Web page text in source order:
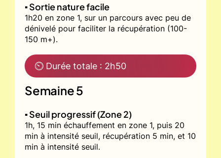
▪️ Sortie nature facile
1h20 en zone 1, sur un parcours avec peu de
dénivelé pour faciliter la récupération (100-
150 m+).
⏲ Durée totale : 2h50
Semaine 5
▪️ Seuil progressif (Zone 2)
1h, 15 min échauffement en zone 1, puis 20
min à intensité seuil, récupération 5 min, et 10
min à intensité seuil.